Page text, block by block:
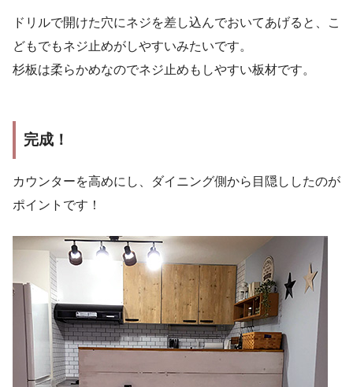
ドリルで開けた穴にネジを差し込んでおいてあげると、こ
どもでもネジ止めがしやすいみたいです。
杉板は柔らかめなのでネジ止めもしやすい板材です。
完成！
カウンターを高めにし、ダイニング側から目隠ししたのが
ポイントです！